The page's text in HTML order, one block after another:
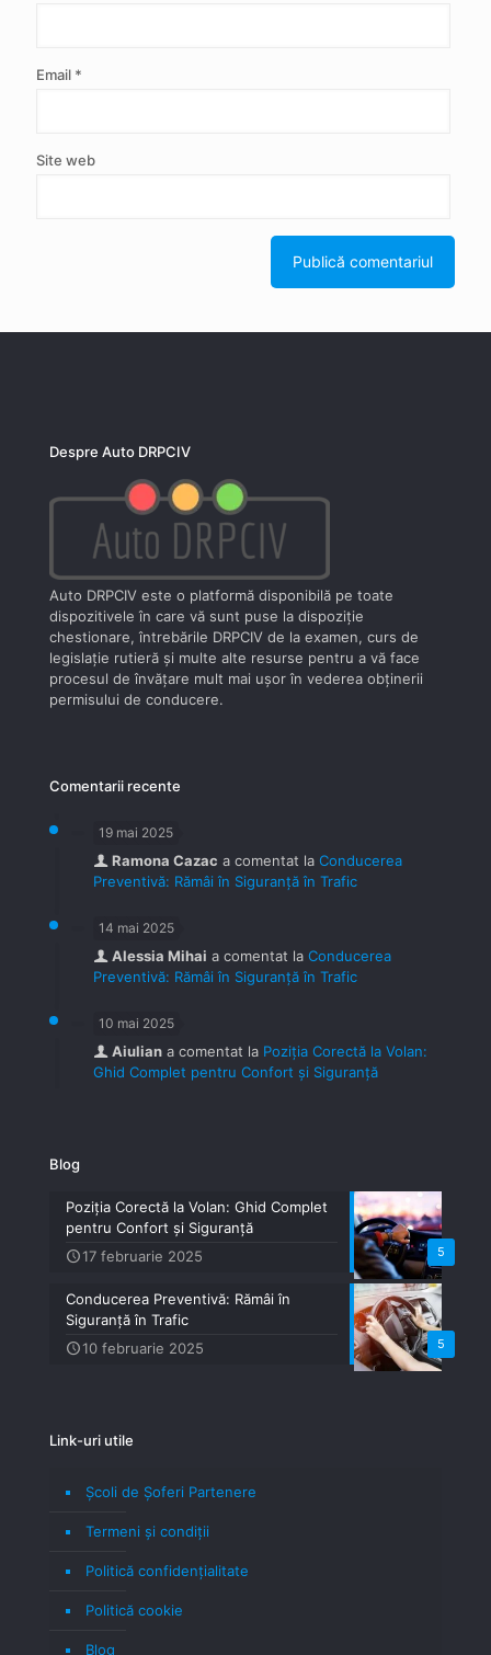
Email *
Site web
Despre Auto DRPCIV
Auto DRPCIV este o platformă disponibilă pe toate
dispozitivele în care vă sunt puse la dispoziţie
chestionare, întrebările DRPCIV de la examen, curs de
legislaţie rutieră şi multe alte resurse pentru a vă face
procesul de învăţare mult mai uşor în vederea obţinerii
permisului de conducere.
Comentarii recente
19 mai 2025
Ramona Cazac a comentat la Conducerea
Preventivă: Rămâi în Siguranță în Trafic
14 mai 2025
Alessia Mihai a comentat la Conducerea
Preventivă: Rămâi în Siguranță în Trafic
10 mai 2025
Aiulian a comentat la Poziția Corectă la Volan:
Ghid Complet pentru Confort și Siguranță
Blog
5
Poziția Corectă la Volan: Ghid Complet
pentru Confort și Siguranță
17 februarie 2025
5
Conducerea Preventivă: Rămâi în
Siguranță în Trafic
10 februarie 2025
Link-uri utile
Școli de Șoferi Partenere
Termeni şi condiţii
Politică confidenţialitate
Politică cookie
Blog